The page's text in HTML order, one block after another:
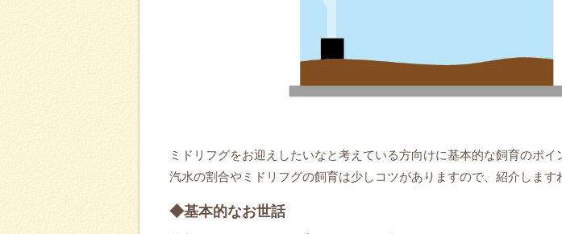
ミドリフグをお迎えしたいなと考えている方向けに基本的な飼育のポイ
汽水の割合やミドリフグの飼育は少しコツがありますので、紹介します
◆基本的なお世話